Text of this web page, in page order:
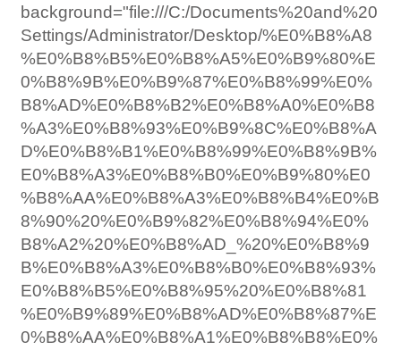
background="file:///C:/Documents%20and%20
Settings/Administrator/Desktop/%E0%B8%A8
%E0%B8%B5%E0%B8%A5%E0%B9%80%E
0%B8%9B%E0%B9%87%E0%B8%99%E0%
B8%AD%E0%B8%B2%E0%B8%A0%E0%B8
%A3%E0%B8%93%E0%B9%8C%E0%B8%A
D%E0%B8%B1%E0%B8%99%E0%B8%9B%
E0%B8%A3%E0%B8%B0%E0%B9%80%E0
%B8%AA%E0%B8%A3%E0%B8%B4%E0%B
8%90%20%E0%B9%82%E0%B8%94%E0%
B8%A2%20%E0%B8%AD_%20%E0%B8%9
B%E0%B8%A3%E0%B8%B0%E0%B8%93%
E0%B8%B5%E0%B8%95%20%E0%B8%81
%E0%B9%89%E0%B8%AD%E0%B8%87%E
0%B8%AA%E0%B8%A1%E0%B8%B8%E0%